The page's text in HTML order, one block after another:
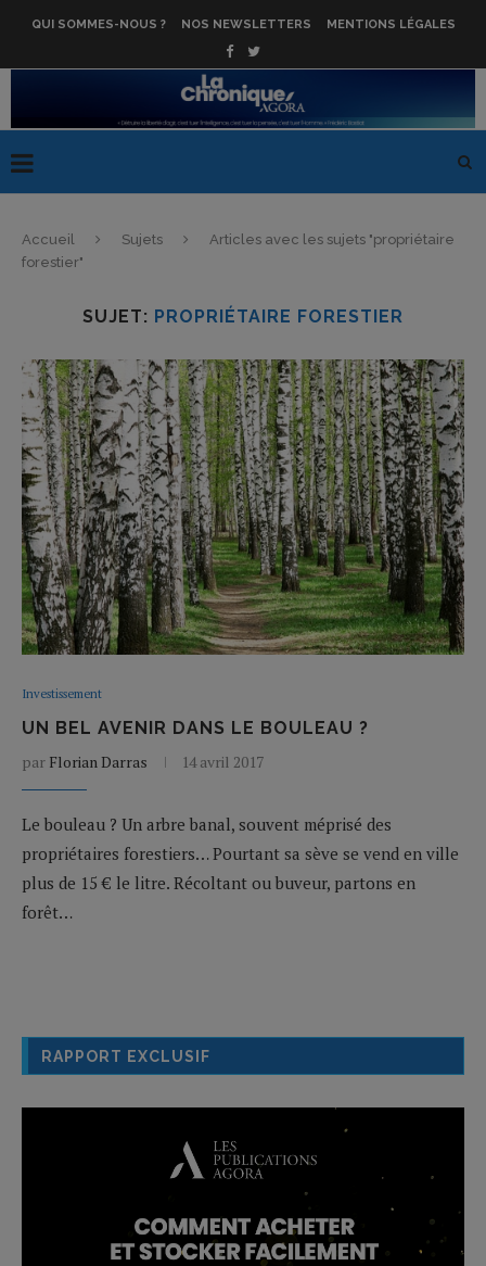
QUI SOMMES-NOUS ? NOS NEWSLETTERS MENTIONS LÉGALES
Accueil Sujets
Articles avec les sujets "propriétaire
forestier"
SUJET: PROPRIÉTAIRE FORESTIER
Investissement
UN BEL AVENIR DANS LE BOULEAU ?
par Florian Darras 14 avril 2017
Le bouleau ? Un arbre banal, souvent méprisé des
propriétaires forestiers… Pourtant sa sève se vend en ville
plus de 15 € le litre. Récoltant ou buveur, partons en
forêt…
RAPPORT EXCLUSIF